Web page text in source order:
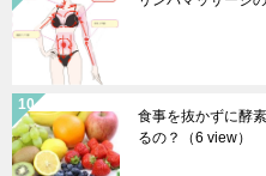
食事を抜かずに酵
るの？
（6 view）